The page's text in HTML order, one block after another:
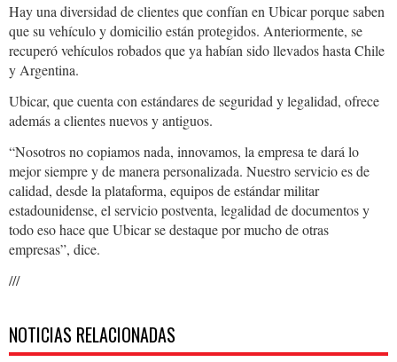
Hay una diversidad de clientes que confían en Ubicar porque saben
que su vehículo y domicilio están protegidos. Anteriormente, se
recuperó vehículos robados que ya habían sido llevados hasta Chile
y Argentina.
Ubicar, que cuenta con estándares de seguridad y legalidad, ofrece
además a clientes nuevos y antiguos.
“Nosotros no copiamos nada, innovamos, la empresa te dará lo
mejor siempre y de manera personalizada. Nuestro servicio es de
calidad, desde la plataforma, equipos de estándar militar
estadounidense, el servicio postventa, legalidad de documentos y
todo eso hace que Ubicar se destaque por mucho de otras
empresas”, dice.
///
NOTICIAS RELACIONADAS